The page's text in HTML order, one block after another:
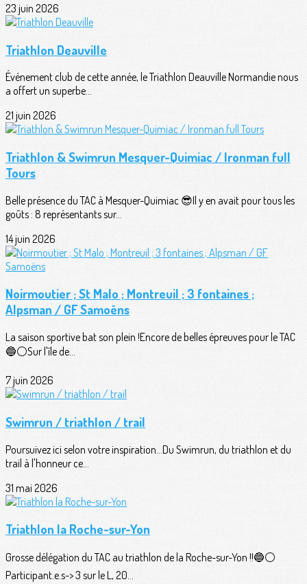
23 juin 2026
Triathlon Deauville
Événement club de cette année, le Triathlon Deauville Normandie nous
a offert un superbe...
21 juin 2026
Triathlon & Swimrun Mesquer-Quimiac / Ironman full
Tours
Belle présence du TAC à Mesquer-Quimiac 😎Il y en avait pour tous les
goûts : 8 représentants sur...
14 juin 2026
Noirmoutier ; St Malo ; Montreuil ; 3 fontaines ;
Alpsman / GF Samoëns
La saison sportive bat son plein !Encore de belles épreuves pour le TAC
🔵⚪️Sur l'île de...
7 juin 2026
Swimrun / triathlon / trail
Poursuivez ici selon votre inspiration...Du Swimrun, du triathlon et du
trail à l'honneur ce...
31 mai 2026
Triathlon la Roche-sur-Yon
Grosse délégation du TAC au triathlon de la Roche-sur-Yon !!🔵⚪️
Participant.e.s-> 3 sur le L, 20...